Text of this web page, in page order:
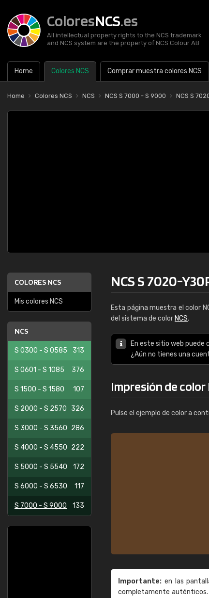
ColoresNCS.es
All intellectual property rights to the NCS trademark
and NCS system are the property of NCS Colour AB
Home Colores NCS Comprar muestra colores NCS
Home Colores NCS NCS NCS S 7000 - S 9000 NCS S
COLORES NCS
Mis colores NCS
NCS
S 0300 - S 0585 313
S 0601 - S 1085 376
S 1500 - S 1580 107
S 2000 - S 2570 326
S 3000 - S 3560 286
S 4000 - S 4550 222
S 5000 - S 5540 172
S 6000 - S 6530 117
S 7000 - S 9000 133
NCS S 7020-
Esta página muestra el color
del sistema de color NCS.
En este sitio web puede
¿Aún no tienes una
Impresión de color
Pulse el ejemplo de color a
Importante: en las
completamente auténticos.